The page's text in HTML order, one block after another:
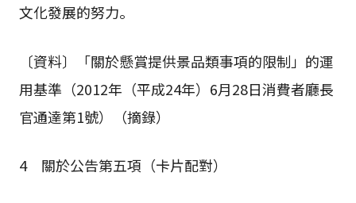
文化發展的努力。
〔資料〕「關於懸賞提供景品類事項的限制」的運
用基準（2012年（平成24年）6月28日消費者廳長
官通達第1號）（摘錄）
4 關於公告第五項（卡片配對）